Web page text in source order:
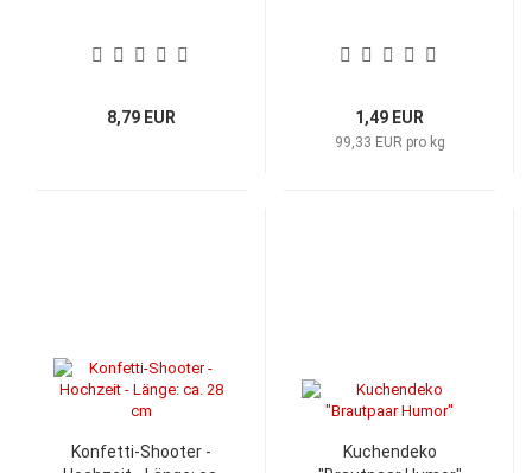
8,79 EUR 1,49 EUR
99,33 EUR pro kg
Konfetti-Shooter -
Kuchendeko